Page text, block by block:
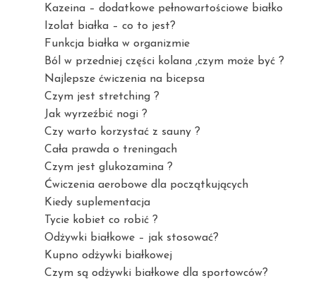
Kazeina – dodatkowe pełnowartościowe białko
Izolat białka – co to jest?
Funkcja białka w organizmie
Ból w przedniej części kolana ,czym może być ?
Najlepsze ćwiczenia na bicepsa
Czym jest stretching ?
Jak wyrzeźbić nogi ?
Czy warto korzystać z sauny ?
Cała prawda o treningach
Czym jest glukozamina ?
Ćwiczenia aerobowe dla początkujących
Kiedy suplementacja
Tycie kobiet co robić ?
Odżywki białkowe – jak stosować?
Kupno odżywki białkowej
Czym są odżywki białkowe dla sportowców?